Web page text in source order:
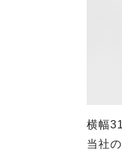
横幅
当社